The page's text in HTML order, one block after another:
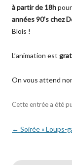
à partir de 18h
années 90’schez
Blois !
L’animation est
On vous attend
Cette entrée a été
Navigation
← Soirée « Loups-